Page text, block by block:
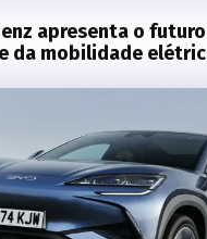
apresenta o
da mobilidade